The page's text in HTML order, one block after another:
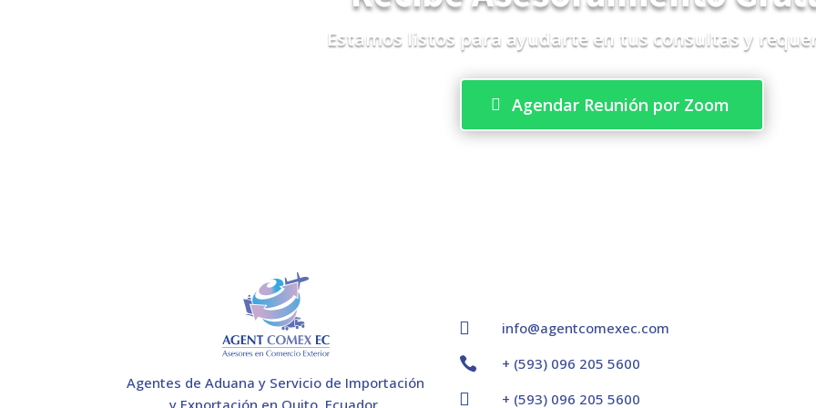
Estamos listos para ayudarte en tus consultas y
Agendar Reunión por Zoom
Agentes de Aduana y Servicio de Importación
y Exportación en Quito, Ecuador.

info@agentcomexec.com

+ (593) 096 205 5600
 + (593) 096 205 5600